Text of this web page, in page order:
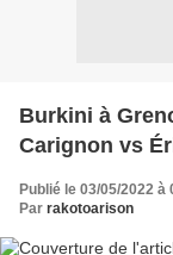
Burkini à
Carignon vs
Publié le 03/05/2022 à
Par rakotoarison